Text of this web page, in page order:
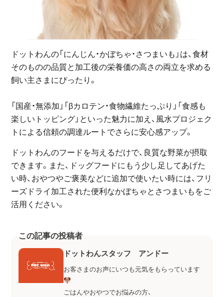
ドットわんの「にんじん・かぼちゃ・さつまいも」は、食材
そのものの品質と加工後の栄養価の高さの両立を求める
飼い主さまにぴったり。
「国産・無添加」「βカロテン・食物繊維たっぷり」「食感も
楽しいトッピング」といった魅力に加え、風水プロジェク
トによる信頼の調達ルートでさらに安心感アップ。
ドットわんのフードを与えるだけで、良質な野菜が摂取
できます。また、ドッグフードにもう少し足してあげた
い時、おやつやご褒美などに追加で使いたい時には、フリ
ーズドライ加工された便利なかぼちゃとさつまいもをご
活用ください。
この記事の投稿者
ドットわんスタッフ アンドー
お客さまのお声にいつも元気をもらっています
ごはんやおやつでお悩みの方、